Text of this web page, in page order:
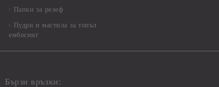
Папки за релеф
Пудри и мастила за топъл
ембосинг
Бързи връзки: